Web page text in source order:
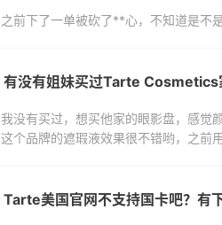
之前下了一单被砍了**心，不知道是不
有没有姐妹买过Tarte Cosmetics
我没有买过，想买他家的眼影盘，感觉
这个品牌的遮瑕液效果很不错哟，之前
Tarte美国官网不支持国卡吧？有
Biōkreativ
Eileen Fisher
最高2%返利
Matte Collection